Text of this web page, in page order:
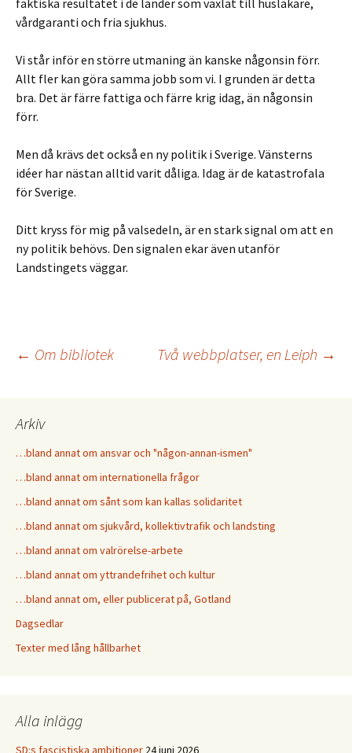
faktiska resultatet i de länder som växlat till husläkare,
vårdgaranti och fria sjukhus.
Vi står inför en större utmaning än kanske någonsin förr.
Allt fler kan göra samma jobb som vi. I grunden är detta
bra. Det är färre fattiga och färre krig idag, än någonsin
förr.
Men då krävs det också en ny politik i Sverige. Vänsterns
idéer har nästan alltid varit dåliga. Idag är de katastrofala
för Sverige.
Ditt kryss för mig på valsedeln, är en stark signal om att en
ny politik behövs. Den signalen ekar även utanför
Landstingets väggar.
← Om bibliotek Två webbplatser, en Leiph →
Arkiv
…bland annat om ansvar och "någon-annan-ismen"
…bland annat om internationella frågor
…bland annat om sånt som kan kallas solidaritet
…bland annat om sjukvård, kollektivtrafik och landsting
…bland annat om valrörelse-arbete
…bland annat om yttrandefrihet och kultur
…bland annat om, eller publicerat på, Gotland
Dagsedlar
Texter med lång hållbarhet
Alla inlägg
SD:s fascistiska ambitioner 24 juni 2026